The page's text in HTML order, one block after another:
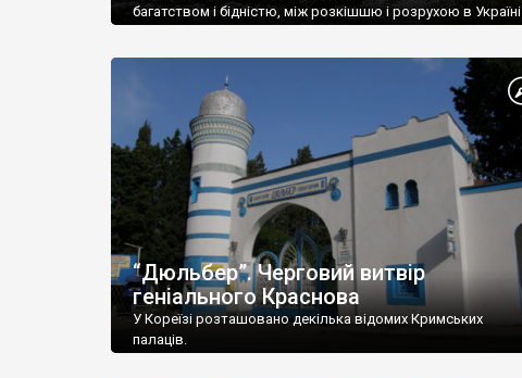
багатством і бідністю, між розкішшю і розрухою в Україні
“Дюльбер”. Черговий витвір
геніального Краснова
У Кореїзі розташовано декілька відомих Кримських
палаців.